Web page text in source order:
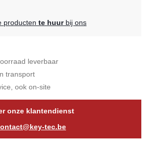
producten te huurbij ons
leverbaar
transport
ook on-site
onze klantendienst
tec.be